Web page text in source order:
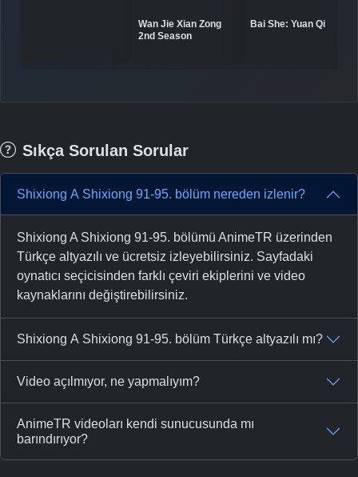
Wan Jie Xian Zong
2nd Season
Bai She: Yuan Qi
Sıkça Sorulan Sorular
Shixiong A Shixiong 91-95. bölüm nereden izlenir?
Shixiong A Shixiong 91-95. bölümü AnimeTR üzerinden
Türkçe altyazılı ve ücretsiz izleyebilirsiniz. Sayfadaki
oynatıcı seçicisinden farklı çeviri ekiplerini ve video
kaynaklarını değiştirebilirsiniz.
Shixiong A Shixiong 91-95. bölüm Türkçe altyazılı mı?
Video açılmıyor, ne yapmalıyım?
AnimeTR videoları kendi sunucusunda mı
barındırıyor?